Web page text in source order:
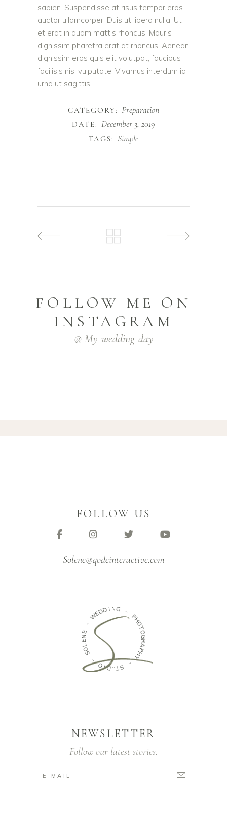
sapien. Suspendisse at risus tempor eros
auctor ullamcorper. Duis ut libero nulla. Ut
et erat in quam mattis rhoncus. Mauris
dignissim pharetra erat at rhoncus. Aenean
dignissim eros quis elit volutpat, faucibus
facilisis nisl vulputate. Vivamus interdum id
urna ut sagittis.
CATEGORY: Preparation
DATE: December 3, 2019
TAGS: Simple
FOLLOW ME ON
INSTAGRAM
@ My_wedding_day
FOLLOW US
Solene@qodeinteractive.com
-
WEDD ING -
P
H
O
T
O
G
R
A
P
H
Y
-
S
T
U
D
I
O
-
S
O
L
E
N
NEWSLETTER
Follow our latest stories.